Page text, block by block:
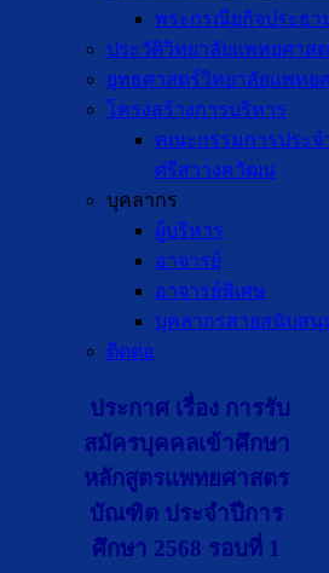
พระกรณียกิจประธ
ประวัติวิทยาลัยแพทยศาส
ยุทธศาสตร์วิทยาลัยแพทย
โครงสร้างการบริหาร
คณะกรรมการประจ
ศรีสวางควัฒน
บุคลากร
ผู้บริหาร
อาจารย์
อาจารย์พิเศษ
บุคลากรสายสนับสนุ
ติดต่อ
ประกาศ เรื่อง การรับ
สมัครบุคคลเข้าศึกษา
หลักสูตรแพทยศาสตร
บัณฑิต ประจำปีการ
ศึกษา 2568 รอบที่ 1